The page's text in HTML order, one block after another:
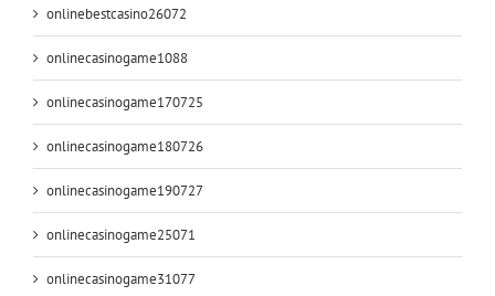
onlinebestcasino26072
onlinecasinogame1088
onlinecasinogame170725
onlinecasinogame180726
onlinecasinogame190727
onlinecasinogame25071
onlinecasinogame31077